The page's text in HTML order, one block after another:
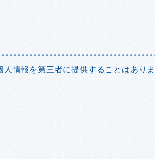
情報を第三者に提供することはありま